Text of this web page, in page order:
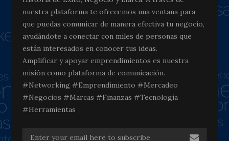
nuestra plataforma te ofrecemos una ventana para
que puedas comunicar de manera efectiva tu negocio,
ayudándote a conectar con miles de personas que
están interesados en conocer tus ideas.
Amplificar y apoyar emprendimientos es nuestra
misión como plataforma de comunicación.
#Networking #Emprendimiento #Mercadeo
#Negocios #Marcas #Finanzas #Tecnología
#Herramientas